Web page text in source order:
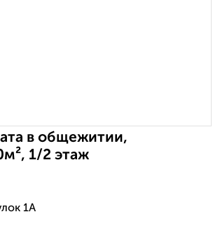
в общежитии,
1/2 этаж
1А